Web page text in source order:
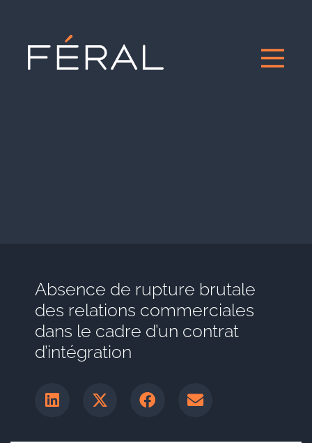
Absence de rupture brutale
des relations commerciales
dans le cadre d’un contrat
d’intégration